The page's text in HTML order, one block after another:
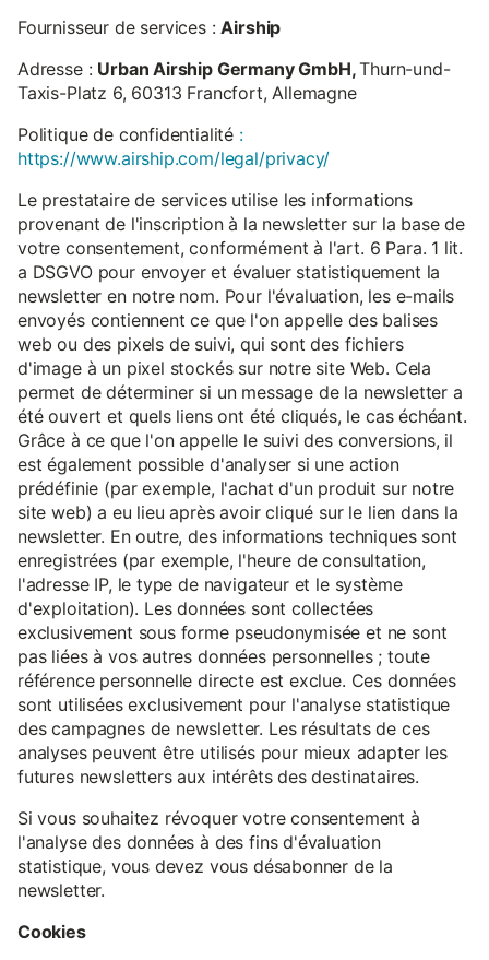
Fournisseur de services :Airship
Adresse : Urban Airship Germany GmbH,Thurn-und-
Taxis-Platz 6, 60313 Francfort, Allemagne
Politique de confidentialité :
https://www.airship.com/legal/privacy/
Le prestataire de services utilise les informations
provenant de l'inscription à la newsletter sur la base de
votre consentement, conformément à l'art. 6 Para. 1 lit.
a DSGVO pour envoyer et évaluer statistiquement la
newsletter en notre nom. Pour l'évaluation, les e-mails
envoyés contiennent ce que l'on appelle des balises
web ou des pixels de suivi, qui sont des fichiers
d'image à un pixel stockés sur notre site Web. Cela
permet de déterminer si un message de la newsletter a
été ouvert et quels liens ont été cliqués, le cas échéant.
Grâce à ce que l'on appelle le suivi des conversions, il
est également possible d'analyser si une action
prédéfinie (par exemple, l'achat d'un produit sur notre
site web) a eu lieu après avoir cliqué sur le lien dans la
newsletter. En outre, des informations techniques sont
enregistrées (par exemple, l'heure de consultation,
l'adresse IP, le type de navigateur et le système
d'exploitation). Les données sont collectées
exclusivement sous forme pseudonymisée et ne sont
pas liées à vos autres données personnelles ; toute
référence personnelle directe est exclue. Ces données
sont utilisées exclusivement pour l'analyse statistique
des campagnes de newsletter. Les résultats de ces
analyses peuvent être utilisés pour mieux adapter les
futures newsletters aux intérêts des destinataires.
Si vous souhaitez révoquer votre consentement à
l'analyse des données à des fins d'évaluation
statistique, vous devez vous désabonner de la
newsletter.
Cookies